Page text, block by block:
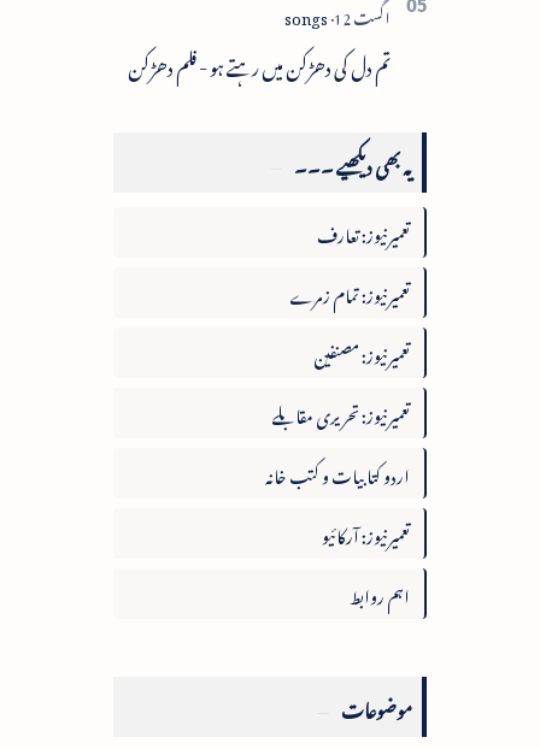
تم دل کی دھڑکن میں رہتے ہو - فلم دھڑکن
یہ بھی دیکھیے ۔۔۔
تعمیرنیوز: تعارف
تعمیرنیوز: تمام زمرے
تعمیرنیوز: مصنفین
تعمیرنیوز: تحریری مقابلے
اردو کتابیات و کتب خانہ
تعمیرنیوز: آرکائیو
اہم روابط
موضوعات